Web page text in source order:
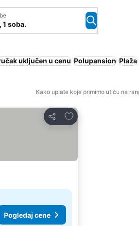
1 soba.
uključen u cenu Polupansion Plaža
Kako uplate koje primimo utiču na
Deli
Dodati u favorite
Pogledaj cene